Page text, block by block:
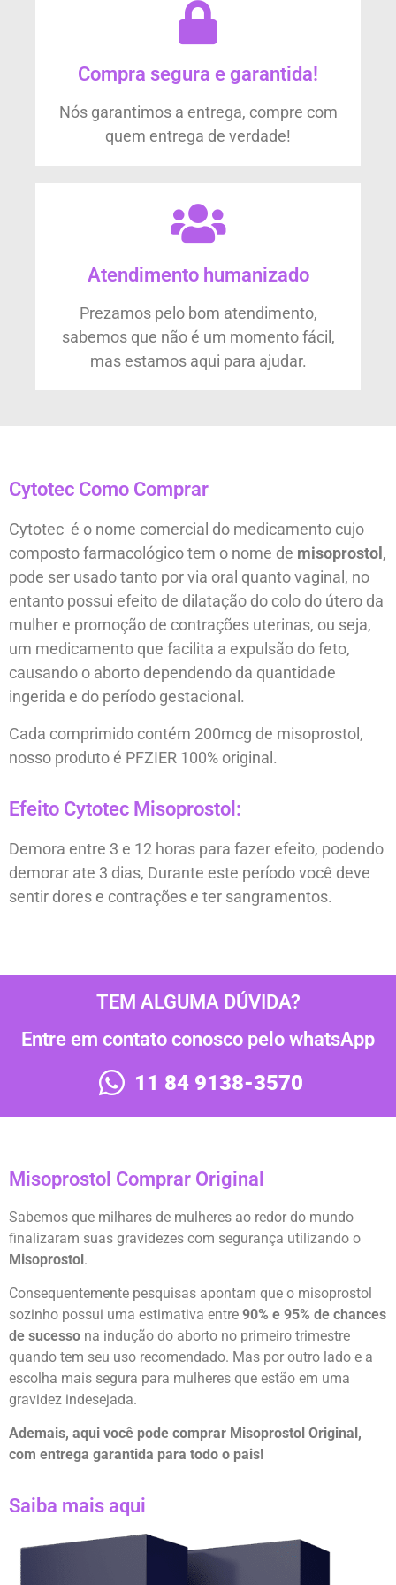
Compra segura e garantida!
Nós garantimos a entrega, compre com
quem entrega de verdade!
Atendimento humanizado
Prezamos pelo bom atendimento,
sabemos que não é um momento fácil,
mas estamos aqui para ajudar.
Cytotec Como Comprar
Cytotec é o nome comercial do medicamento cujo
composto farmacológico tem o nome de misoprostol ,
pode ser usado tanto por via oral quanto vaginal, no
entanto possui efeito de dilatação do colo do útero da
mulher e promoção de contrações uterinas, ou seja,
um medicamento que facilita a expulsão do feto,
causando o aborto dependendo da quantidade
ingerida e do período gestacional.
Cada comprimido contém 200mcg de misoprostol,
nosso produto é PFZIER 100% original.
Efeito Cytotec Misoprostol:
Demora entre 3 e 12 horas para fazer efeito, podendo
demorar ate 3 dias, Durante este período você deve
sentir dores e contrações e ter sangramentos.
TEM ALGUMA DÚVIDA?
Entre em contato conosco pelo whatsApp
11 84 9138-3570
Misoprostol Comprar Original
Sabemos que milhares de mulheres ao redor do mundo
finalizaram suas gravidezes com segurança utilizando o
Misoprostol.
Consequentemente pesquisas apontam que o misoprostol
sozinho possui uma estimativa entre 90% e 95% de chances
de sucesso na indução do aborto no primeiro trimestre
quando tem seu uso recomendado. Mas por outro lado e a
escolha mais segura para mulheres que estão em uma
gravidez indesejada.
Ademais, aqui você pode comprar Misoprostol Original,
com entrega garantida para todo o pais!
Saiba mais aqui